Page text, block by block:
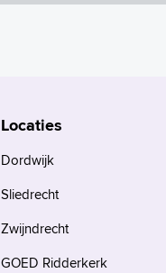
Locaties
Dordwijk
Sliedrecht
Zwijndrecht
GOED Ridderkerk